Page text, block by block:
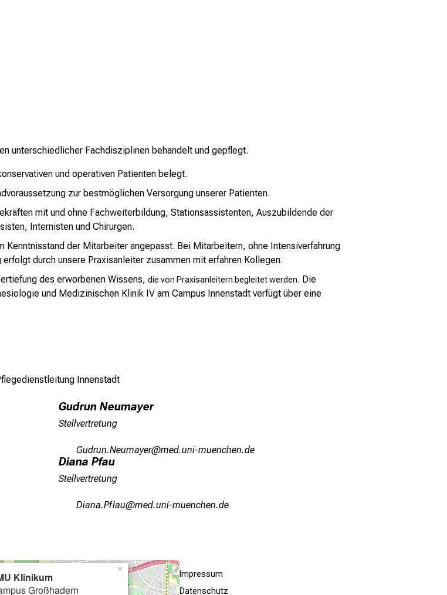
unterschiedlicher Fachdisziplinen behandelt und gepflegt.
und operativen Patienten belegt.
zur bestmöglichen Versorgung unserer Patienten.
mit und ohne Fachweiterbildung, Stationsassistenten, Auszubildende der
Internisten und Chirurgen.
Kenntnisstand der Mitarbeiter angepasst. Bei Mitarbeitern, ohne Intensiverfahrung
durch unsere Praxisanleiter zusammen mit erfahren Kollegen.
des erworbenen Wissens, die von Praxisanleitern begleitet werden. Die
und Medizinischen Klinik IV am Campus Innenstadt verfügt über eine
Innenstadt
Gudrun Neumayer
Stellvertretung
XfmpfusTifvgјip vim-ful_vfiuyziu mi
Diana Pfau
Stellvertretung
Mlgug Pwägf: vim-fualrvfiuyziuWsmi
Klinikum
Großhadern
×
Impressum
Datenschutz